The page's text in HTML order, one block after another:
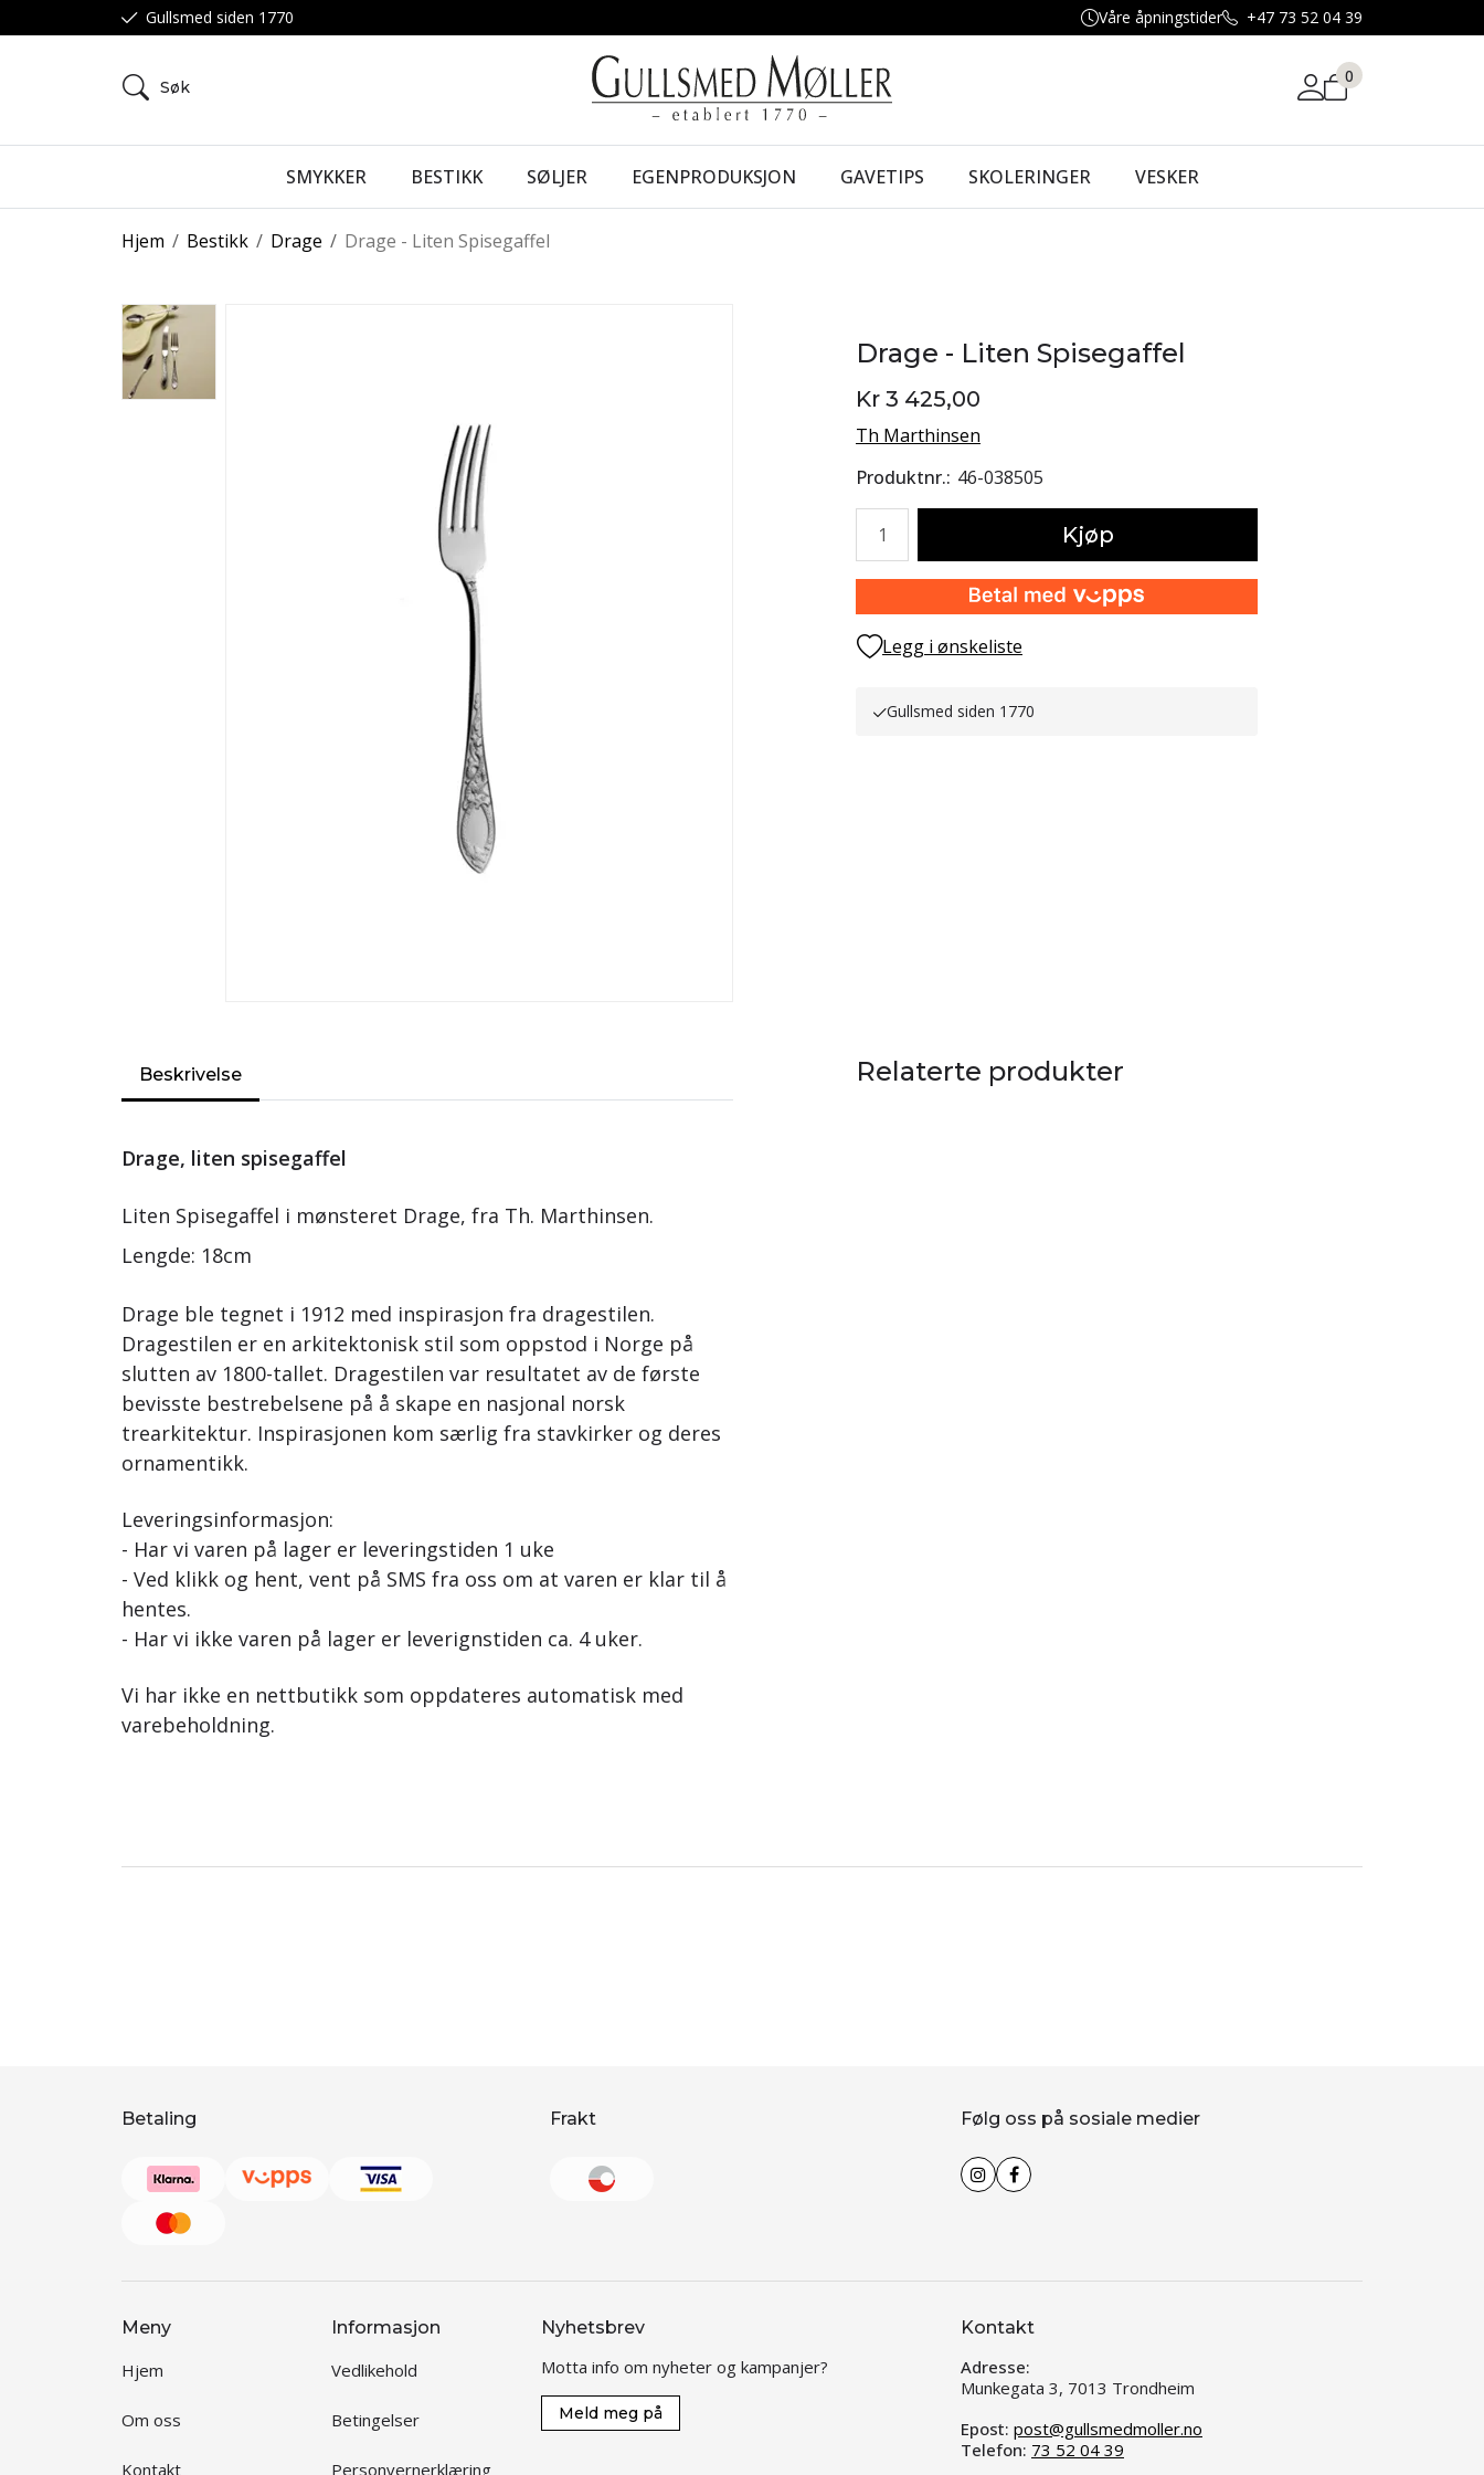
Gullsmed siden 1770 Våre åpningstider +47 73 52 04 39
Søk
0
SMYKKER BESTIKK SØLJER EGENPRODUKSJON GAVETIPS SKOLERINGER VESKER
/
Hjem /
Bestikk /
Drage Drage - Liten Spisegaffel
Drage - Liten Spisegaffel
Kr 3 425,00
Th Marthinsen
Produktnr. 46-038505
Kjøp
Legg i ønskeliste
Gullsmed siden 1770
Beskrivelse
Drage, liten spisegaffel
Liten Spisegaffel i mønsteret Drage, fra Th. Marthinsen.
Lengde: 18cm
Drage ble tegnet i 1912 med inspirasjon fra dragestilen.
Dragestilen er en arkitektonisk stil som oppstod i Norge på
slutten av 1800-tallet. Dragestilen var resultatet av de første
bevisste bestrebelsene på å skape en nasjonal norsk
trearkitektur. Inspirasjonen kom særlig fra stavkirker og deres
ornamentikk.
Leveringsinformasjon:
- Har vi varen på lager er leveringstiden 1 uke
- Ved klikk og hent, vent på SMS fra oss om at varen er klar til å
hentes.
- Har vi ikke varen på lager er leverignstiden ca. 4 uker.
Vi har ikke en nettbutikk som oppdateres automatisk med
varebeholdning.
Relaterte produkter
Betaling Frakt Følg oss på sosiale medier
Meny
Hjem
Om oss
Kontakt
Informasjon
Vedlikehold
Betingelser
Personvernerklæring
Nyhetsbrev
Motta info om nyheter og kampanjer?
Meld meg på
Kontakt
Adresse:
Munkegata 3, 7013 Trondheim
Epost: post@gullsmedmoller.no
Telefon: 73 52 04 39